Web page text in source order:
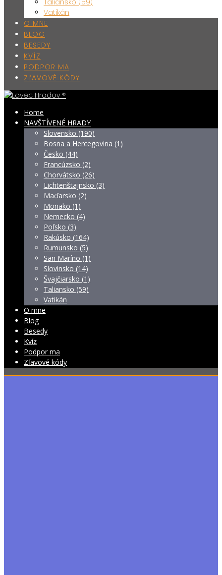
Taliansko (59)
Vatikán
O MNE
BLOG
BESEDY
KVÍZ
PODPOR MA
ZĽAVOVÉ KÓDY
Home
NAVŠTÍVENÉ HRADY
Slovensko (190)
Bosna a Hercegovina (1)
Česko (44)
Francúzsko (2)
Chorvátsko (26)
Lichtenštajnsko (3)
Maďarsko (2)
Monako (1)
Nemecko (4)
Poľsko (3)
Rakúsko (164)
Rumunsko (5)
San Maríno (1)
Slovinsko (14)
Švajčiarsko (1)
Taliansko (59)
Vatikán
O mne
Blog
Besedy
Kvíz
Podpor ma
Zľavové kódy